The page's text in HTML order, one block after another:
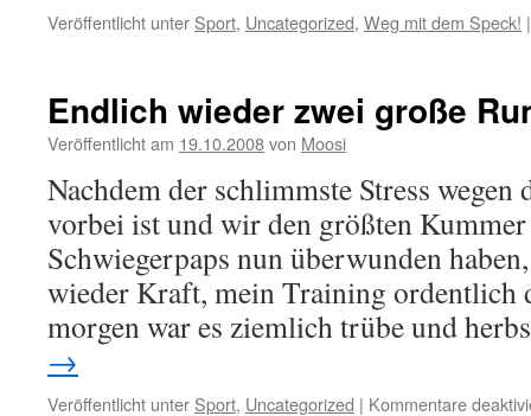
Veröffentlicht unter Sport, Uncategorized, Weg mit dem Speck! |
Endlich wieder zwei große
Veröffentlicht am 19.10.2008von Moosi
Nachdem der schlimmste Stress wegen
vorbei ist und wir den größten
Schwiegerpaps nun überwunden
wieder Kraft, mein Training ordentlich
morgen war es ziemlich trübe und
→
Veröffentlicht unter Sport, Uncategorized | Kommentare